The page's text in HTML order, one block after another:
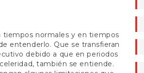
tiempos normales y en tiempos
entenderlo. Que se transfieran
debido a que en periodos
también se entiende.